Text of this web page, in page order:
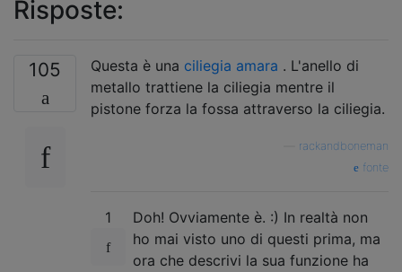
Risposte:
105 Questa è una ciliegia amara . L'anello di
metallo trattiene la ciliegia mentre il
pistone forza la fossa attraverso la ciliegia.
rackandboneman
fonte
1
Doh! Ovviamente è. :) In realtà non
ho mai visto uno di questi prima, ma
ora che descrivi la sua funzione ha